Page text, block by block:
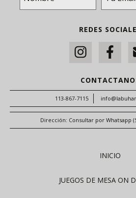
REDES
113-867-7115
Dirección: Consultar por Whatsapp
INICIO
JUEGOS DE MESA ON